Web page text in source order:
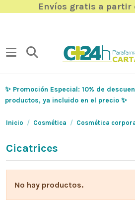
Envíos gratis a partir
✨ Promoción Especial: 10% de
productos, ya incluido en el precio ✨
Inicio Cosmética Cosmética
Cicatrices
No hay productos.